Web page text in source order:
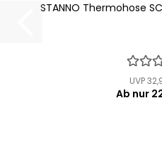
STANNO Thermohose
UVP
Ab nur